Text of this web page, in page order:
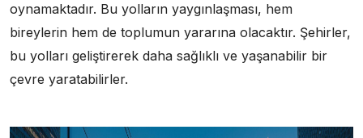
oynamaktadır. Bu yolların yaygınlaşması, hem
bireylerin hem de toplumun yararına olacaktır. Şehirler,
bu yolları geliştirerek daha sağlıklı ve yaşanabilir bir
çevre yaratabilirler.